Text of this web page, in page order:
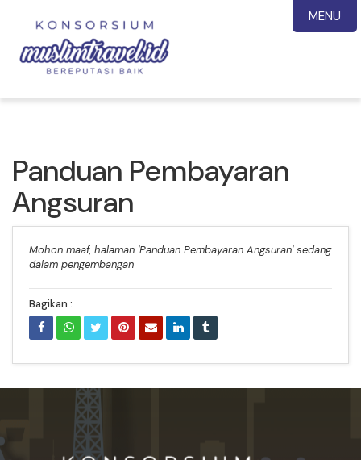
Panduan Pembayaran
Angsuran
Mohon maaf, halaman 'Panduan Pembayaran Angsuran' sedang
dalam pengembangan
Bagikan :
MENU